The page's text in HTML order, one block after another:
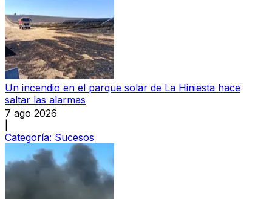
Un incendio en el parque solar de La Hiniesta hace
saltar las alarmas
7 ago 2026
Categoría: Sucesos